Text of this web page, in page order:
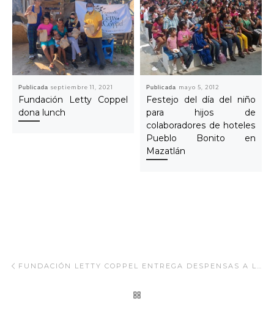
Publicadaseptiembre 11, 2021
Fundación Letty Coppel
dona lunch
Publicada mayo 5, 2012
Festejo del día del niño
para hijos de
colaboradores de hoteles
Pueblo Bonito en
Mazatlán
Navegar Artículo FUNDACIÓN LETTY COPPEL ENTREGA DESPENSAS A LOS ADULTOS MAYORES, MES DE AGOSTO 2019